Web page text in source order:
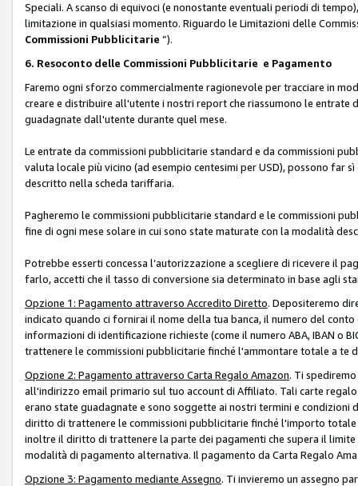
Speciali. A scanso di equivoci (e nonostante eventuali periodi di
limitazione in qualsiasi momento. Riguardo le Limitazioni delle
Commissioni Pubblicitarie ”).
6. Resoconto delle Commissioni Pubblicitarie e Pagamento
Faremo ogni sforzo commercialmente ragionevole per tracciare in
creare e distribuire all'utente i nostri report che riassumono le
guadagnate dall'utente durante quel mese.
Le entrate da commissioni pubblicitarie standard e da commissioni
valuta locale più vicino (ad esempio centesimi per USD), possono far
descritto nella scheda tariffaria.
Pagheremo le commissioni pubblicitarie standard e le commissioni
fine di ogni mese solare in cui sono state maturate con la modalità
Potrebbe esserti concessa l’autorizzazione a scegliere di ricevere il
farlo, accetti che il tasso di conversione sia determinato in base agli
Opzione 1: Pagamento attraverso Accredito Diretto. Depositeremo
indicato quando ci fornirai il nome della tua banca, il numero del
informazioni di identificazione richieste (come il numero ABA, IBAN o
trattenere le commissioni pubblicitarie finché l'ammontare totale a
Opzione 2: Pagamento attraverso Carta Regalo Amazon. Ti
all'indirizzo email primario sul tuo account di Affiliato. Tali carte
erano state guadagnate e sono soggette ai nostri termini e
diritto di trattenere le commissioni pubblicitarie finché l'importo
inoltre il diritto di trattenere la parte dei pagamenti che supera il
modalità di pagamento alternativa. Il pagamento da Carta Regalo
Opzione 3: Pagamento mediante Assegno. Ti invieremo un assegno